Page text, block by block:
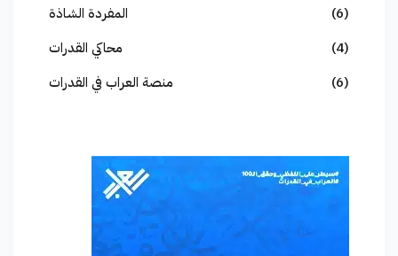
المفردة الشاذة
(6)
محاكي القدرات
(4)
منصة العراب في القدرات
(6)